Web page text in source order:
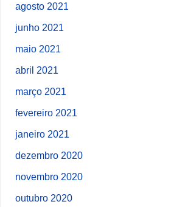
agosto 2021
junho 2021
maio 2021
abril 2021
março 2021
fevereiro 2021
janeiro 2021
dezembro 2020
novembro 2020
outubro 2020